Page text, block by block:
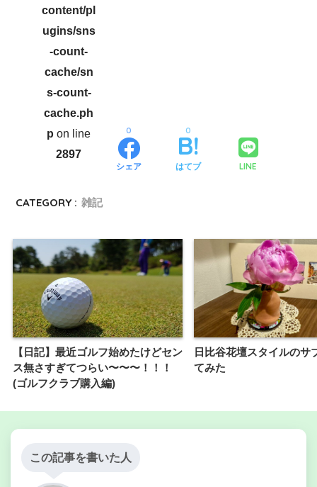
content/pl
ugins/sns
-count-
cache/sn
s-count-
cache.ph
p on line
2897
シェア
0
はてブ
0
LINE
CATEGORY : 雑記
【日記】最近ゴルフ始めたけどセン
ス無さすぎてつらい〜〜〜！！！
(ゴルフクラブ購入編)
日比谷花壇スタイルのサ
てみた
この記事を書いた人